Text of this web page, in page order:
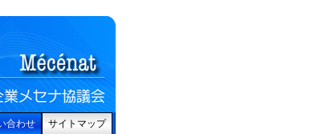
合わせ サイトマップ